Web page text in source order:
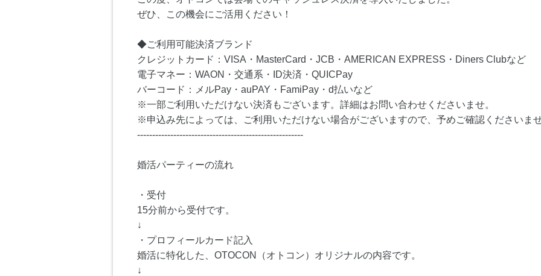
ぜひ、この機会にご活用ください！
◆ご利用可能決済ブランド
クレジットカード：VISA・MasterCard・JCB・AMERICAN EXPRESS・Diners Clubなど
電子マネー：WAON・交通系・ID決済・QUICPay
バーコード：メルPay・auPAY・FamiPay・d払いなど
※一部ご利用いただけない決済もございます。詳細はお問い合わせくださいませ。
※申込み先によっては、ご利用いただけない場合がございますので、予めご確認くださいま
-------------------------------------------------------
婚活パーティーの流れ
・受付
15分前から受付です。
↓
・プロフィールカード記入
婚活に特化した、OTOCON（オトコン）オリジナルの内容です。
↓